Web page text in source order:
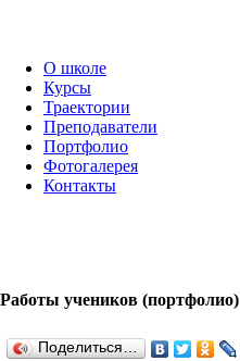
О школе
Курсы
Траектории
Преподаватели
Портфолио
Фотогалерея
Контакты
Работы учеников (портфолио)
Поделиться…